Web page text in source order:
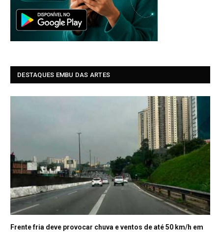
DESTAQUES EMBU DAS ARTES
Frente fria deve provocar chuva e ventos de até 50 km/h em